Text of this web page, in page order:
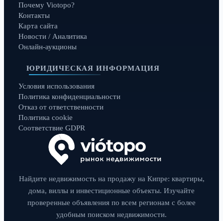
Почему Viotopo?
Контакты
Карта сайта
Новости / Аналитика
Онлайн-аукционы
ЮРИДИЧЕСКАЯ ИНФОРМАЦИЯ
Условия использования
Политика конфиденциальности
Отказ от ответственности
Политика cookie
Соответствие GDPR
Найдите недвижимость на продажу на Кипре: квартиры,
дома, виллы и инвестиционные объекты. Изучайте
проверенные объявления по всем регионам с более
удобным поиском недвижимости.